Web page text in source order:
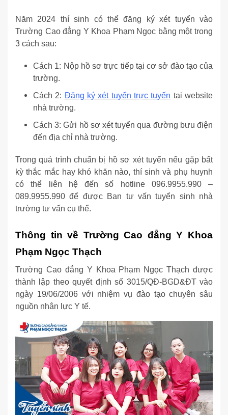
Năm 2024 thí sinh có thể đăng ký xét tuyển vào
Trường Cao đẳng Y Khoa Phạm Ngọc bằng một trong
3 cách sau:
Cách 1: Nộp hồ sơ trực tiếp tại cơ sở đào tạo của
trường.
Cách 2: Đăng ký xét tuyển trực tuyến tại website
nhà trường.
Cách 3: Gửi hồ sơ xét tuyển qua đường bưu điện
đến địa chỉ nhà trường.
Trong quá trình chuẩn bị hồ sơ xét tuyển nếu gặp bất
kỳ thắc mắc hay khó khăn nào, thí sinh và phụ huynh
có thể liên hệ đến số hotline 096.9955.990 –
089.9955.990 để được Ban tư vấn tuyển sinh nhà
trường tư vấn cụ thể.
Thông tin về Trường Cao đẳng Y Khoa
Phạm Ngọc Thạch
Trường Cao đẳng Y Khoa Phạm Ngọc Thạch được
thành lập theo quyết định số 3015/QĐ-BGD&ĐT vào
ngày 19/06/2006 với nhiệm vụ đào tạo chuyên sâu
nguồn nhân lực Y tế.